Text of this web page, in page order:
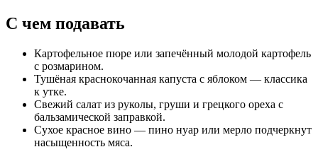
С чем подавать
Картофельное пюре или запечённый молодой картофель
с розмарином.
Тушёная краснокочанная капуста с яблоком — классика
к утке.
Свежий салат из руколы, груши и грецкого ореха с
бальзамической заправкой.
Сухое красное вино — пино нуар или мерло подчеркнут
насыщенность мяса.